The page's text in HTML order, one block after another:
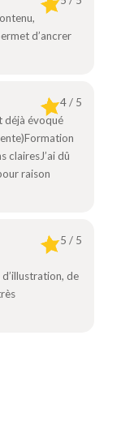
d’ancrer
4 / 5
déjà évoqué
clairesJ’ai dû
raison
5 / 5
de